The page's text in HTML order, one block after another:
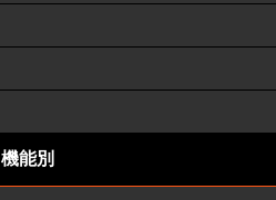
機能別